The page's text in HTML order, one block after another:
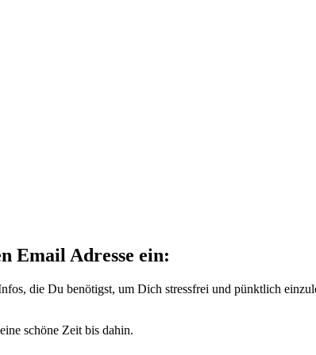
Email Adresse ein:
die Du benötigst, um Dich stressfrei und pünktlich
schöne Zeit bis dahin.